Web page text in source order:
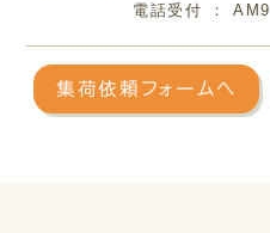
電話受付 ：
集荷依頼フォームへ